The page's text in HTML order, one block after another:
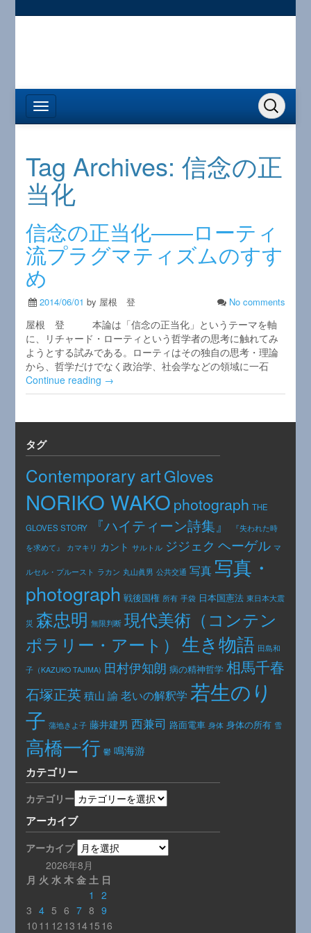
Tag Archives:信念の正
当化
信念の正当化――ローティ
流プラグマティズムのすす
め
2014/06/01 by 屋根 登 No comments
屋根 登 本論は「信念の正当化」というテーマを軸
に、リチャード・ローティという哲学者の思考に触れてみ
ようとする試みである。ローティはその独自の思考・理論
から、哲学だけでなく政治学、社会学などの領域に一石
Continue reading →
タグ
Contemporary artGloves
NORIKO WAKOphotograph THE
GLOVES STORY
『ハイティーン詩集』
『失われた時
を求めて』
カマキリ カント サルトル ジジェク ヘーゲル マ
ルセル・プルースト ラカン 丸山眞男 公共交通 写真 写真・
photograph 戦後国権 所有 手袋 日本国憲法 東日本大震
災 森忠明 無限判断 現代美術（コンテン
ポラリー・アート） 生き物語 田島和
子（KAZUKO TAJIMA) 田村伊知朗 病の精神哲学 相馬千春
石塚正英 積山 諭 老いの解釈学 若生のり
子 蒲地きよ子 藤井建男 西兼司 路面電車 身体 身体の所有 雪
高橋一行 鬱 鳴海游
カテゴリー
カテゴリー
アーカイブ
アーカイブ
2026年8月
月 火 水 木 金 土 日
1
2
3 4 5 6 7 8 9
10 11 12 13 1415 16